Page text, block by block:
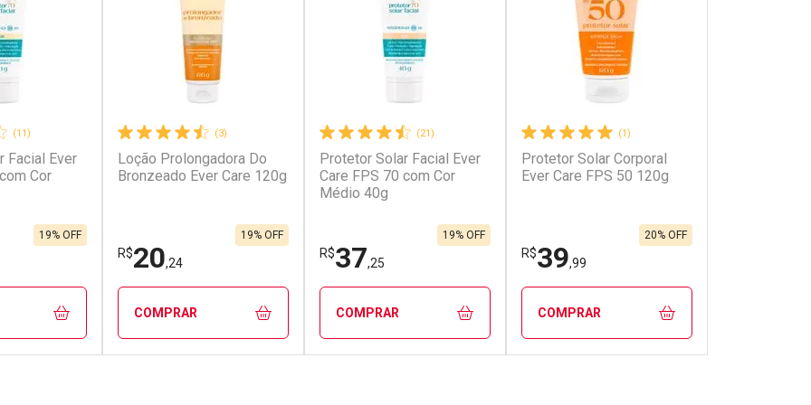
cada
cada
Ativar Desconto
Por R$ 85,00/cada
Por R$ 85,00/cada
Ativar Desconto
Por R$ 36,00/cada
Por R$ 36,00/cada
Ativar Desconto
Por R$ 93,99/cada
Por R$ 93,99/cada
(11)
Facial Ever
Cor
19% OFF
(3)
Loção Prolongadora Do
Bronzeado Ever Care 120g
R$20,24
19% OFF
COMPRAR
(21)
Protetor Solar Facial Ever
Care FPS 70 com Cor
Médio 40g
R$37,25
19% OFF
COMPRAR
(1)
Protetor Solar Corporal
Ever Care FPS 50 120g
R$39,99
20% OFF
COMPRAR